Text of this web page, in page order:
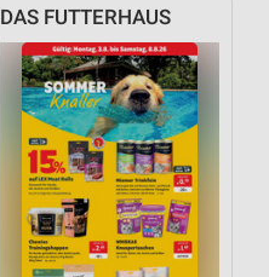
DAS FUTTERHAUS